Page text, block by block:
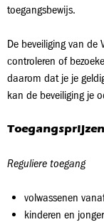
toegangsbewijs.
De beveiliging van de
controleren of
daarom dat je je
kan de beveiliging je
Toegangsprijzen
Reguliere toegang
volwassenen
kinderen en